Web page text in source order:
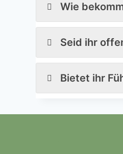
Wie
Seid ihr
Bietet ihr